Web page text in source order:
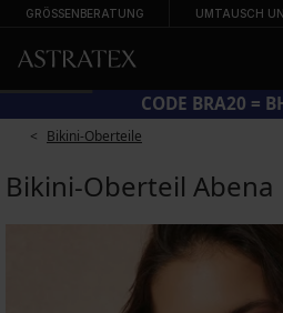
GRÖSSENBERATUNG UMTAUSCH
CODE BRA20 =
Bikini-Oberteile
Bikini-Oberteil Abena